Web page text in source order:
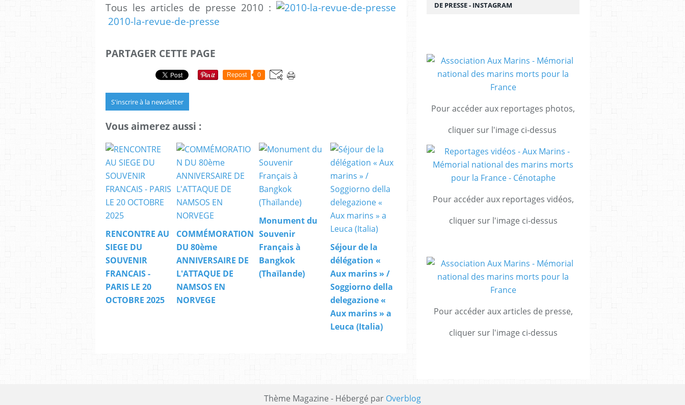
Tous les articles de presse 2010 :
2010-la-revue-de-presse
PARTAGER CETTE PAGE
Repost 0
S'inscrire à la newsletter
Vous aimerez aussi :
RENCONTRE AU
SIEGE DU
SOUVENIR
FRANCAIS -
PARIS LE 20
OCTOBRE 2025
COMMÉMORATION
DU 80ème
ANNIVERSAIRE DE
L'ATTAQUE DE
NAMSOS EN
NORVEGE
Monument du
Souvenir
Français à
Bangkok
(Thaïlande)
Séjour de la
délégation «
Aux marins » /
Soggiorno della
delegazione «
Aux marins » a
Leuca (Italia)
DE PRESSE - INSTAGRAM
Pour accéder aux reportages photos,
cliquer sur l'image ci-dessus
Pour accéder aux reportages vidéos,
cliquer sur l'image ci-dessus
Pour accéder aux articles de presse,
cliquer sur l'image ci-dessus
Thème Magazine - Hébergé par Overblog